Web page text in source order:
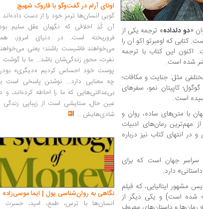
«دو دلداده» ترجمه یکی از
که اومبرتو اکو آن را
اکنون این کتاب با ترجمه
شده است.
مثل: جنایت و مکافات؛
کاپیتان نمو، سفرهای
است.
با متن‌های ساده، روان و
مهم‌ترین رمان‌های ادبیات
در انتهای کتاب نیز درباره
سراسر جهان است که برای
دارد.
مشهور ایتالیایی، که فیلم
ساخته شده است) و یکی دیگر از
اونای آرام در گفت‌وگو با فاروک شهیچ‭
گویی انسان‌ها ترمزِ خود را از دست داده‌اند
آن کُدِ اخلاقی که نگهبان عقل سلیم
فروریخته است. در دنیای امروز،
می‌خواهند فاشیست باشند؛ یعنی
نفرت، محورِ زندگی‌شان باشد... ما با گوشت
پوست خود احساس کردیم «دیگری»
چه معنایی دارد... نوشتن پاسخی است
بی‌عدالتی‌هایی که ما را احاطه کرده‌اند، و
عین حال، ستایشی است از زیبایی زندگی
شادی‌هایش ...
نگاهی به روان‌شناسی پول | ایما موسی‌زاده
انسان‌ها با ترس، طمع، امید، حسرت